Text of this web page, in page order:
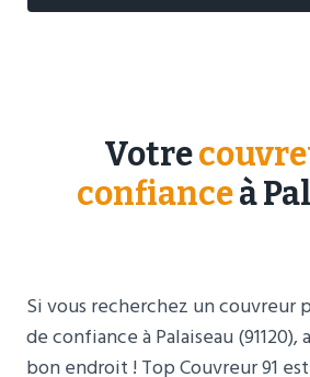
Votre
confianceà
Si vous recherchez un couvreur
de confiance à Palaiseau (91120),
bon endroit ! Top Couvreur 91